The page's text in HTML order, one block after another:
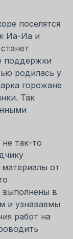
поселятся
Иа-Иа и
поддержки
родилась у
горожане
Так
так-то
от
выполнены в
и узнаваемы
работ на